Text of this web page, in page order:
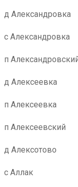
д Александровка
с Александровка
п
д Алексеевка
п Алексеевка
п Алексеевский
д Алексотово
с Аллак